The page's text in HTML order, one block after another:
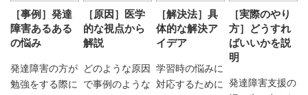
［事例］発達
障害あるある
の悩み
発達障害の方が
勉強をする際に
［原因］医学
的な視点から
解説
どのような原因
で事例のような
［解決法］具
体的な解決ア
イデア
学習時の悩みに
対応するために
［実際のやり
方］どうすれ
ばいいかを説
明
発達障害支援の